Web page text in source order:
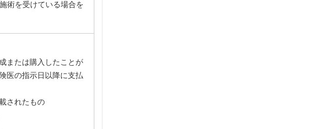
術を受けている場合を
または購入したことが
医の指示日以降に支払
されたもの